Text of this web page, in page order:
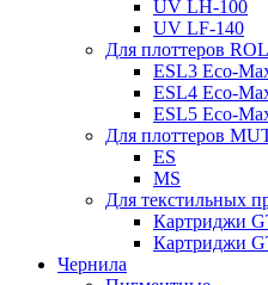
UV LH-100
UV LF-140
Для плоттеров
ESL3 Eco-
ESL4 Eco-
ESL5 Eco-
Для плоттеров
ES
MS
Для текстильных
Картриджи
Картриджи
Чернила